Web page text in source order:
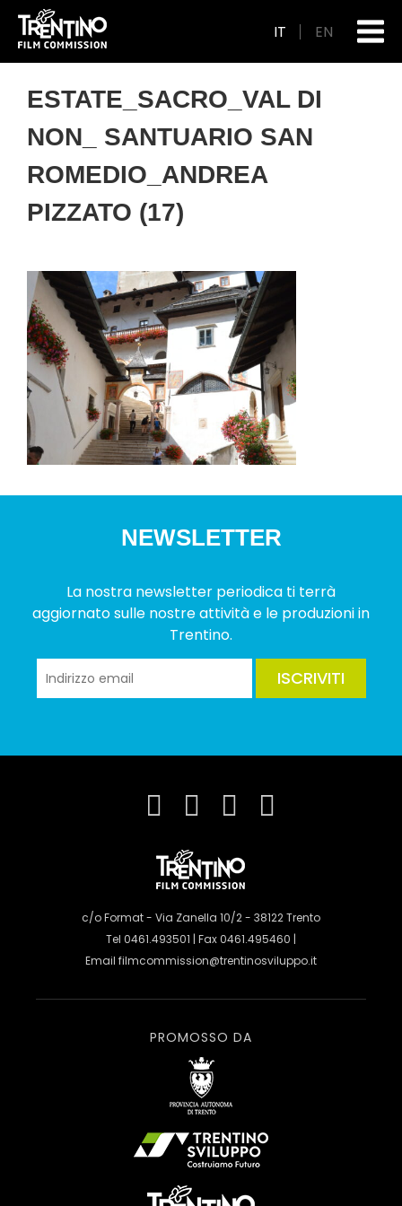
IT EN
ESTATE_SACRO_VAL DI
NON_ SANTUARIO SAN
ROMEDIO_ANDREA
PIZZATO (17)
NEWSLETTER
La nostra newsletter periodica ti terrà
aggiornato sulle nostre attività e le produzioni in
Trentino.
ISCRIVITI
c/o Format - Via Zanella 10/2 - 38122 Trento
Tel 0461.493501 | Fax 0461.495460 |
Email filmcommission@trentinosviluppo.it
PROMOSSO DA